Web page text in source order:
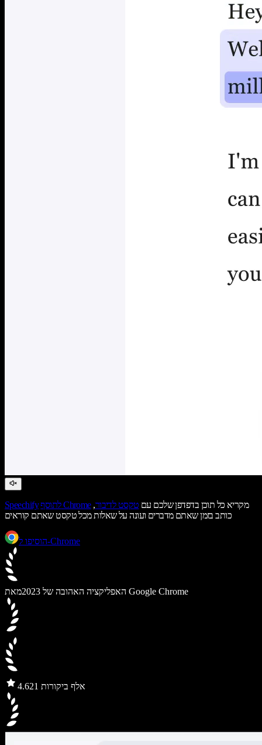
Speechify לתוסף Chrome מקריא כל תוכן בדפדפן שלכם עם טקסט לדיבור,
כותב בזמן שאתם מדברים ועונה על שאלות מכל טקסט שאתם קוראים
הוסיפו ל-Chrome
האפליקציה האהובה של 2023 מאת Google Chrome
4.6 21 אלף ביקורות